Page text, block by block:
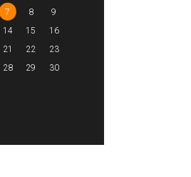
7 8
9
14 15
16
21 22
23
28 29
30